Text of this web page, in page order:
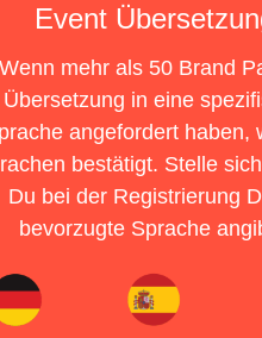
Event
Wenn mehr als 50 Brand
Übersetzung in eine
angefordert haben,
bestätigt. Stelle
Du bei der Registrierung
bevorzugte Sprache